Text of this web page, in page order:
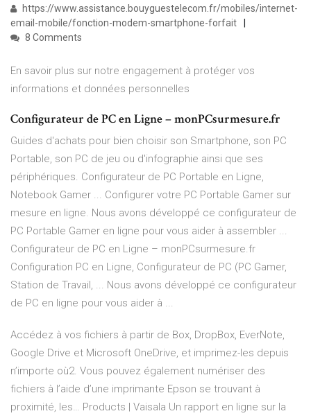
https://www.assistance.bouyguestelecom.fr/mobiles/internet-
email-mobile/fonction-modem-smartphone-forfait
8 Comments
En savoir plus sur notre engagement à protéger vos
informations et données personnelles
Configurateur de PC en Ligne – monPCsurmesure.fr
Guides d'achats pour bien choisir son Smartphone, son PC
Portable, son PC de jeu ou d'infographie ainsi que ses
périphériques. Configurateur de PC Portable en Ligne,
Notebook Gamer ... Configurer votre PC Portable Gamer sur
mesure en ligne. Nous avons développé ce configurateur de
PC Portable Gamer en ligne pour vous aider à assembler ...
Configurateur de PC en Ligne – monPCsurmesure.fr
Configuration PC en Ligne, Configurateur de PC (PC Gamer,
Station de Travail, ... Nous avons développé ce configurateur
de PC en ligne pour vous aider à ...
Accédez à vos fichiers à partir de Box, DropBox, EverNote,
Google Drive et Microsoft OneDrive, et imprimez-les depuis
n’importe où2. Vous pouvez également numériser des
fichiers à l’aide d’une imprimante Epson se trouvant à
proximité, les… Products | Vaisala Un rapport en ligne sur la